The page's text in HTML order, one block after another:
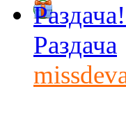
Раздача